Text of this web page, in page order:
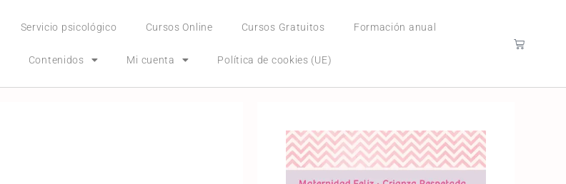
Servicio psicológico Cursos Online Cursos Gratuitos Formación anual
Contenidos Mi cuenta Política de cookies (UE)